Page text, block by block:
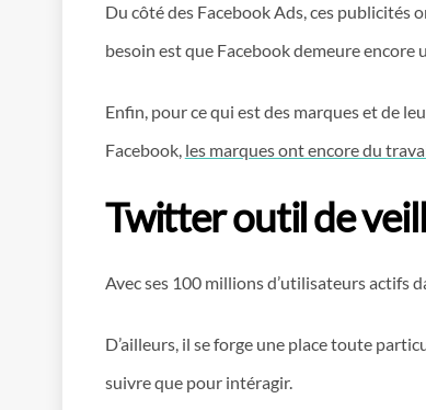
Du côté des Facebook Ads, ces publicités
besoin est que Facebook demeure
Enfin, pour ce qui est des marques et de
Facebook, les marques ont encore du
Twitter outil de
Avec ses 100 millions d’utilisateurs actifs
D’ailleurs, il se forge une place toute
suivre que pour intéragir.